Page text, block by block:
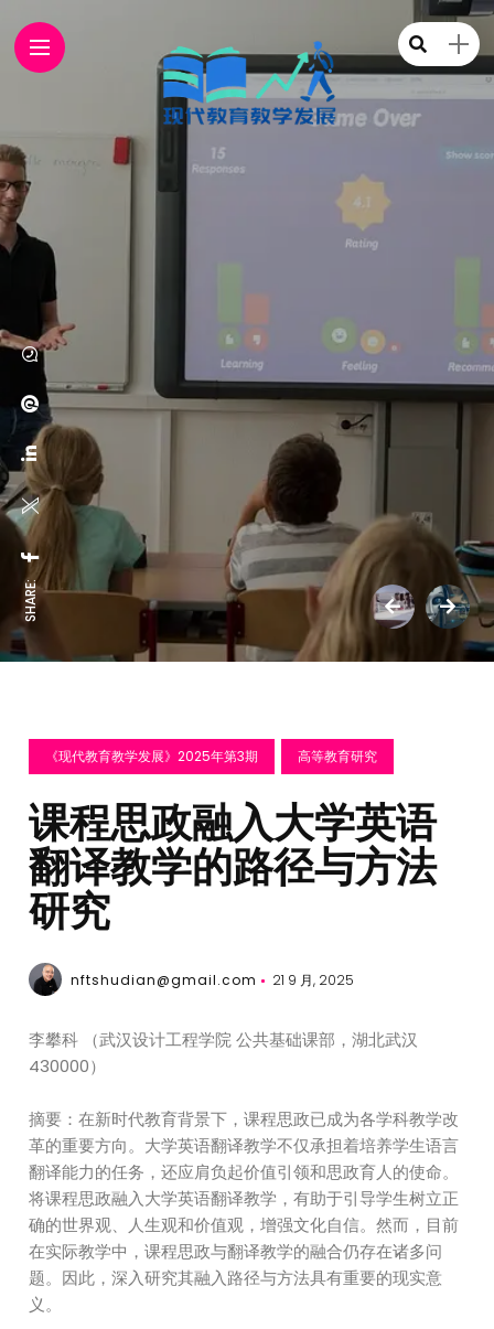
SHARE:
《现代教育教学发展》2025年第3期 高等教育研究
课程思政融入大学英语
翻译教学的路径与方法
研究
nftshudian@gmail.com 21 9 月, 2025
李攀科 （武汉设计工程学院 公共基础课部，湖北武汉
430000）
摘要：在新时代教育背景下，课程思政已成为各学科教学改
革的重要方向。大学英语翻译教学不仅承担着培养学生语言
翻译能力的任务，还应肩负起价值引领和思政育人的使命。
将课程思政融入大学英语翻译教学，有助于引导学生树立正
确的世界观、人生观和价值观，增强文化自信。然而，目前
在实际教学中，课程思政与翻译教学的融合仍存在诸多问
题。因此，深入研究其融入路径与方法具有重要的现实意
义。